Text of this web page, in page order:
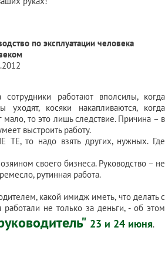
по эксплуатации человека
сотрудники работают вполсилы, когда
уходят, косяки накапливаются, когда
мало, то это лишь следствие. Причина – в
выстроить работу.
ТЕ, то надо взять других, нужных. Где
своего бизнеса. Руководство – не
рутинная работа.
какой имидж иметь, что делать с
не только за деньги, - об этом
23 и 24 июня.